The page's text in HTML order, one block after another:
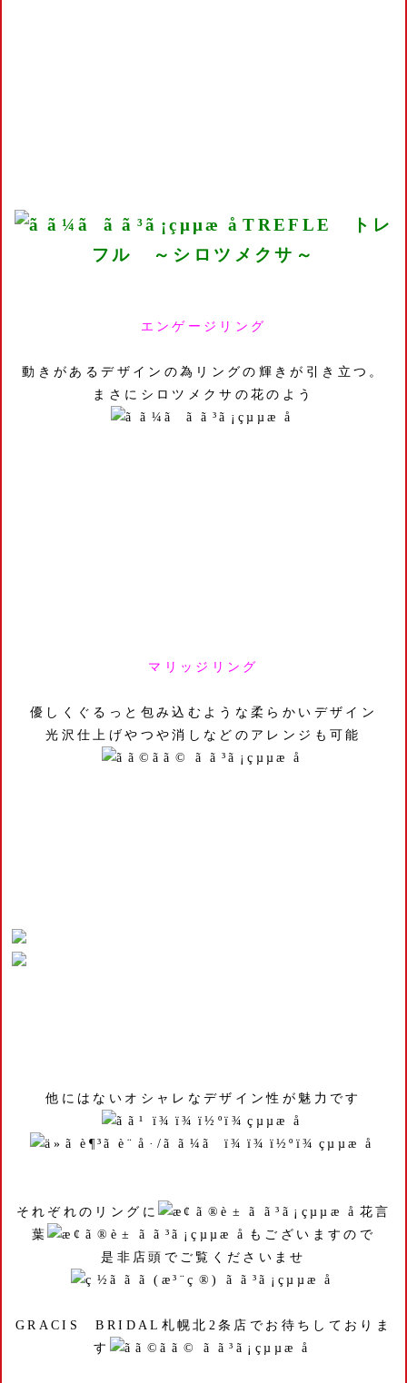
TREFLE トレ
フル ～シロツメクサ～
エンゲージリング
動きがあるデザインの為リングの輝きが引き立つ。
まさにシロツメクサの花のよう
マリッジリング
優しくぐるっと包み込むような柔らかいデザイン
光沢仕上げやつや消しなどのアレンジも可能
他にはないオシャレなデザイン性が魅力です
それぞれのリングに
花言
葉
もございますので
是非店頭でご覧くださいませ
GRACIS BRIDAL札幌北2条店でお待ちしておりま
す